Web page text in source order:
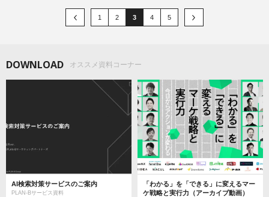
1 2 3 4 5
DOWNLOAD オススメ資料コーナー
AI検索対策サービスのご案内
PLAN-Bサービス資料
「わかる」を「できる」に変えるマー
ケ戦略と実行力（アーカイブ動画）